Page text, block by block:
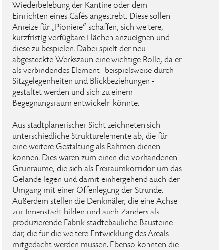
Wiederbelebung der Kantine oder dem
Einrichten eines Cafés angestrebt. Diese sollen
Anreize für „Pioniere“ schaffen, sich weitere,
kurzfristig verfügbare Flächen anzueignen und
diese zu bespielen. Dabei spielt der neu
abgesteckte Werkszaun eine wichtige Rolle, da er
als verbindendes Element -beispielsweise durch
Sitzgelegenheiten und Blickbeziehungen -
gestaltet werden und sich zu einem
Begegnungsraum entwickeln könnte.
Aus stadtplanerischer Sicht zeichneten sich
unterschiedliche Strukturelemente ab, die für
eine weitere Gestaltung als Rahmen dienen
können. Dies waren zum einen die vorhandenen
Grünräume, die sich als Freiraumkorridor um das
Gelände legen und damit einhergehend auch der
Umgang mit einer Offenlegung der Strunde.
Außerdem stellen die Denkmäler, die eine Achse
zur Innenstadt bilden und auch Zanders als
produzierende Fabrik städtebauliche Bausteine
dar, die für die weitere Entwicklung des Areals
mitgedacht werden müssen. Ebenso könnten die